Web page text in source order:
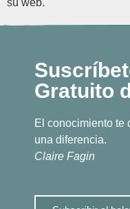
su web.
Gratuito
El conocimiento te
una diferencia.
Claire Fagin